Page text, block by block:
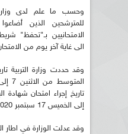
وحسب ما علم لدى وزارة
للمترشحين الذين أضاعوا
الامتحانيين بـ"تحفظ"
الى غاية آخر يوم من
وقد حددت وزارة التربية
إلى الخميس 17 سبتمبر 2020.
وقد عدلت الوزارة في اطار